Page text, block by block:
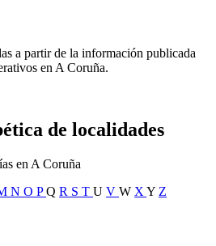
a partir de la información publicada
en A Coruña.
de localidades
en A Coruña
N O PQ R S T U V W X Y Z